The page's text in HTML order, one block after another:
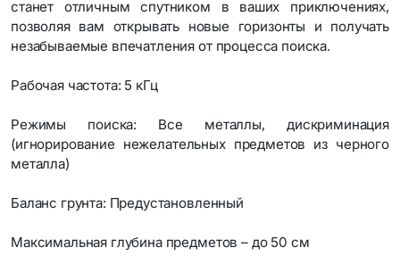
станет отличным спутником в ваших приключениях,
позволяя вам открывать новые горизонты и получать
незабываемые впечатления от процесса поиска.
Рабочая частота: 5 кГц
Режимы поиска: Все металлы, дискриминация
(игнорирование нежелательных предметов из черного
металла)
Баланс грунта: Предустановленный
Максимальная глубина предметов – до 50 см